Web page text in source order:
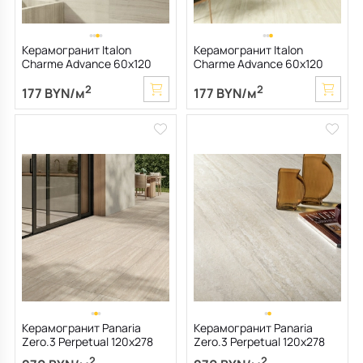
Керамогранит Italon
Charme Advance 60х120
177 BYN/м2
Керамогранит Italon
Charme Advance 60х120
Cerato, Alabastro White, 9
мм
177 BYN/м2
Керамогранит Panaria
Zero.3 Perpetual 120х278
Nat, Travertino Cream, 6 мм
Керамогранит Panaria
Zero.3 Perpetual 120х278
Nat, Travertino Ivory, 6 мм